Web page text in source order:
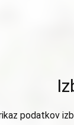
podatkov